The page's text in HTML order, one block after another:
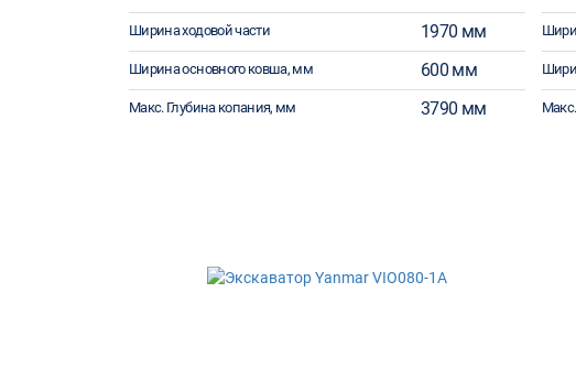
Ширина ходовой части 1970 мм
Ширина основного ковша, мм 600 мм
Макс. Глубина копания, мм 3790 мм